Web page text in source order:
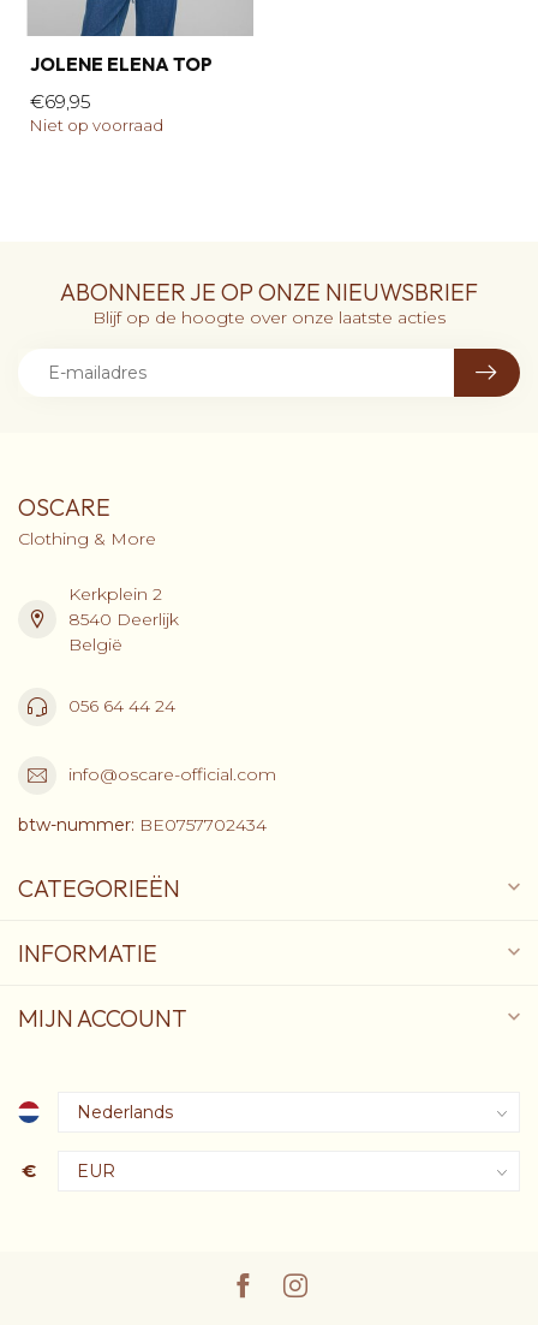
JOLENE ELENA TOP
€69,95
Niet op voorraad
ABONNEER JE OP ONZE NIEUWSBRIEF
Blijf op de hoogte over onze laatste acties
OSCARE
Clothing & More
Kerkplein 2
8540 Deerlijk
België
056 64 44 24
info@oscare-official.com
btw-nummer: BE0757702434
CATEGORIEËN
INFORMATIE
MIJN ACCOUNT
€